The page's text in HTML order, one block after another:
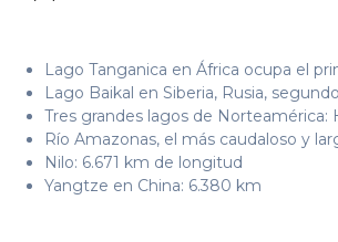
Lago Tanganica en África ocupa el
Lago Baikal en Siberia, Rusia,
Tres grandes lagos de Norteamérica:
Río Amazonas, el más caudaloso y
Nilo: 6.671 km de longitud
Yangtze en China: 6.380 km